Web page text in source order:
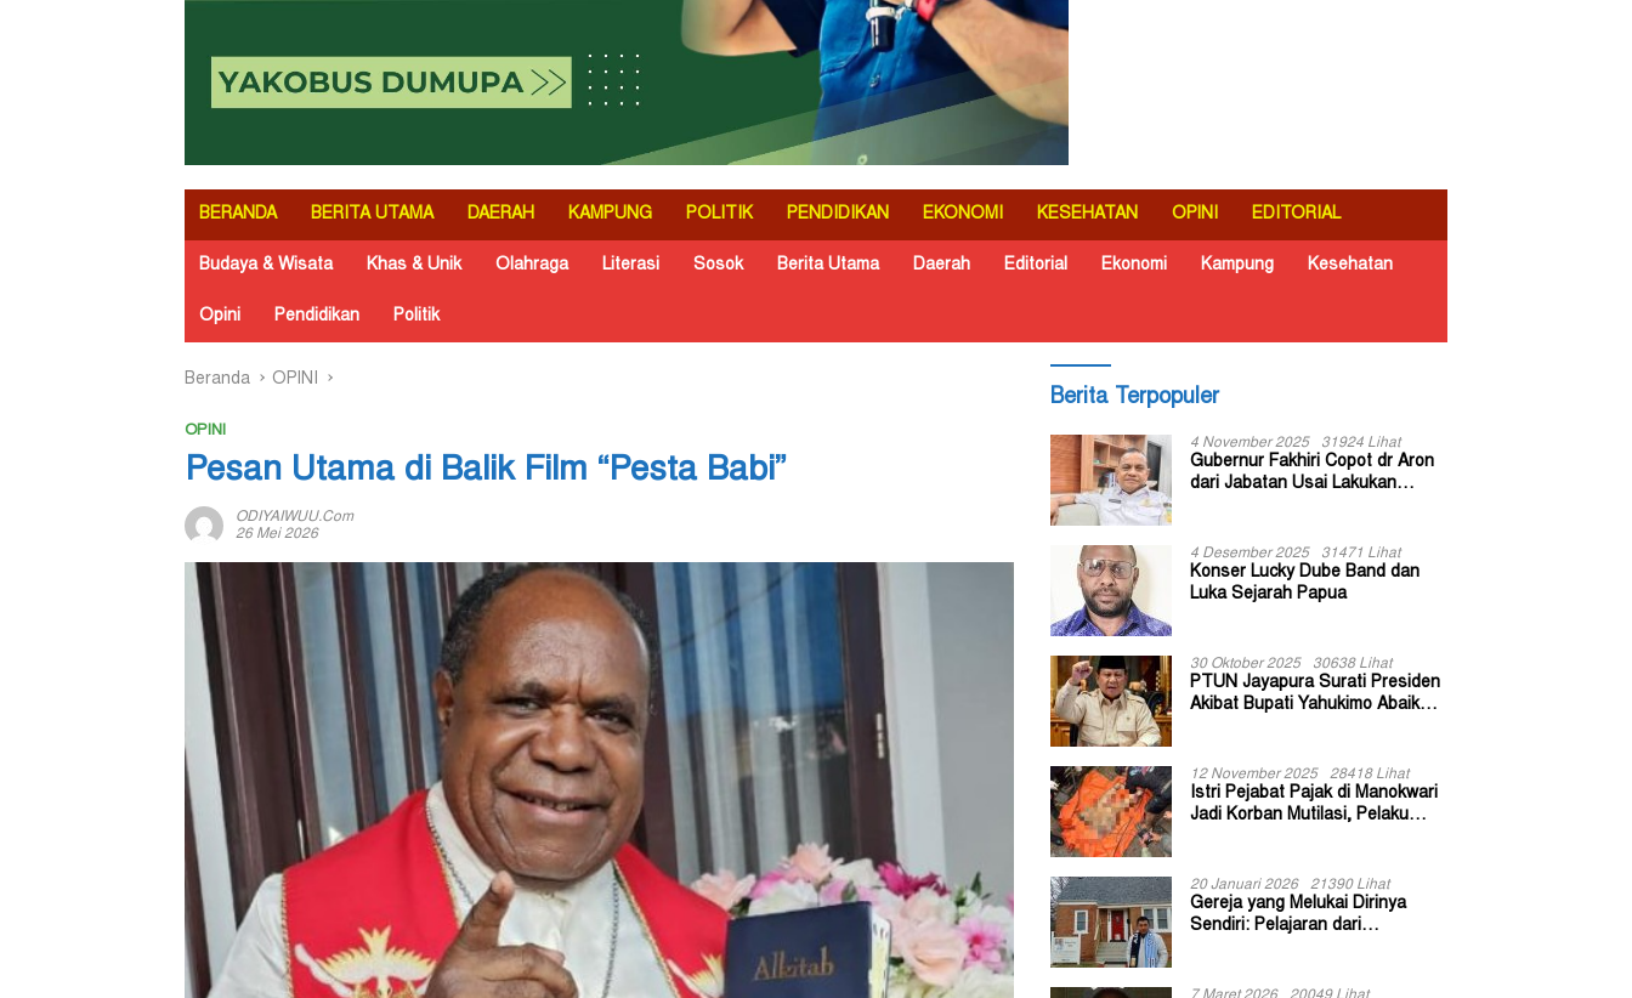
BERANDA BERITA UTAMA DAERAH KAMPUNG POLITIK PENDIDIKAN EKONOMI KESEHATAN OPINI EDITORIAL
Budaya & Wisata Khas & Unik Olahraga Literasi Sosok Berita Utama Daerah Editorial Ekonomi Kampung Kesehatan
Opini Pendidikan Politik
Beranda OPINI
OPINI
Pesan Utama di Balik Film “Pesta Babi”
ODIYAIWUU.com
26 Mei 2026
Berita Terpopuler
4 November 2025 31924 Lihat
Gubernur Fakhiri Copot dr Aron
dari Jabatan Usai Lakukan
4 Desember 2025 31471 Lihat
Konser Lucky Dube Band dan
Luka Sejarah Papua
30 Oktober 2025 30638 Lihat
PTUN Jayapura Surati Presiden
Akibat Bupati Yahukimo Abaikan
12 November 2025 28418 Lihat
Istri Pejabat Pajak di Manokwari
Jadi Korban Mutilasi, Pelaku
20 Januari 2026 21390 Lihat
Gereja yang Melukai Dirinya
Sendiri: Pelajaran dari
7 Maret 2026 20049 Lihat